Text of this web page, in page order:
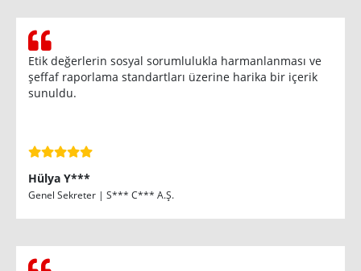
Etik değerlerin sosyal sorumlulukla harmanlanması ve
şeffaf raporlama standartları üzerine harika bir içerik
sunuldu.
Hülya Y***
Genel Sekreter | S*** C*** A.Ş.